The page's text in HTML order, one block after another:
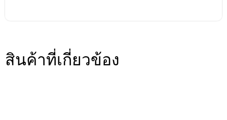
สินค้าที่เกี่ยวข้อง